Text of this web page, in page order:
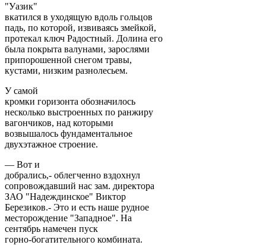
"Уазик"
вкатился в уходящую вдоль гольцов
падь, по которой, извиваясь змейкой,
протекал ключ Радостный. Долина его
была покрыта валунами, зарослями
припорошенной снегом травы,
кустами, низким разнолесьем.
У самой
кромки горизонта обозначилось
несколько выстроенных по ранжиру
вагончиков, над которыми
возвышалось фундаментальное
двухэтажное строение.
— Вот и
добрались,- облегченно вздохнул
сопровождавший нас зам. директора
ЗАО "Надеждинское" Виктор
Березиков.- Это и есть наше рудное
месторождение "Западное". На
сентябрь намечен пуск
горно-богатительного комбината.